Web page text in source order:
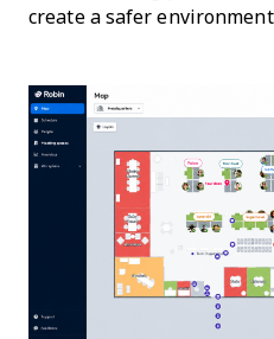
create a safer